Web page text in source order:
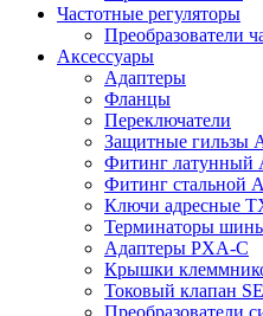
Частотные регуляторы
Преобразователи
Аксессуары
Адаптеры
Фланцы
Переключатели
Защитные гильзы
Фитинг латунный
Фитинг стальной
Ключи адресные
Терминаторы
Адаптеры PXA-C
Крышки
Токовый клапан
Преобразователи